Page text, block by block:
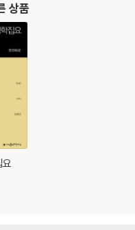
善]
앎[識時務]
음[法先王]
를 조심함[謹天戒]
함[立紀綱]
히 함[安民]
과[爲政功效]
상품